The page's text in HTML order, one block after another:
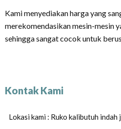
Kami menyediakan harga yang
merekomendasikan mesin-mesin
sehingga sangat cocok untuk
Kontak Kami
Lokasi kami : Ruko kalibutuh indah